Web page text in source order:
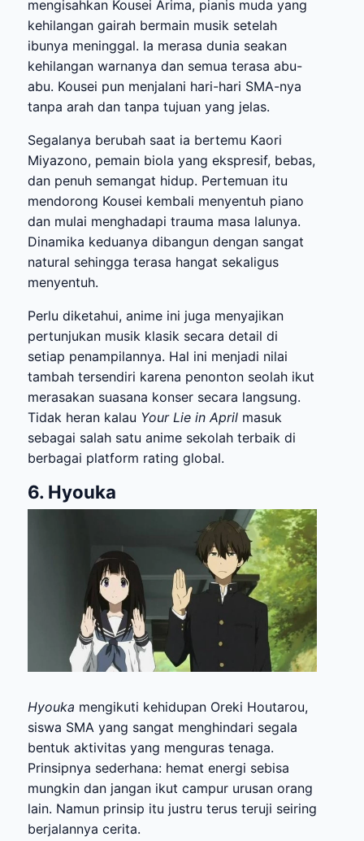
mengisahkan Kousei Arima, pianis muda yang
kehilangan gairah bermain musik setelah
ibunya meninggal. Ia merasa dunia seakan
kehilangan warnanya dan semua terasa abu-
abu. Kousei pun menjalani hari-hari SMA-nya
tanpa arah dan tanpa tujuan yang jelas.
Segalanya berubah saat ia bertemu Kaori
Miyazono, pemain biola yang ekspresif, bebas,
dan penuh semangat hidup. Pertemuan itu
mendorong Kousei kembali menyentuh piano
dan mulai menghadapi trauma masa lalunya.
Dinamika keduanya dibangun dengan sangat
natural sehingga terasa hangat sekaligus
menyentuh.
Perlu diketahui, anime ini juga menyajikan
pertunjukan musik klasik secara detail di
setiap penampilannya. Hal ini menjadi nilai
tambah tersendiri karena penonton seolah ikut
merasakan suasana konser secara langsung.
Tidak heran kalau Your Lie in April masuk
sebagai salah satu anime sekolah terbaik di
berbagai platform rating global.
6. Hyouka
Hyouka mengikuti kehidupan Oreki Houtarou,
siswa SMA yang sangat menghindari segala
bentuk aktivitas yang menguras tenaga.
Prinsipnya sederhana: hemat energi sebisa
mungkin dan jangan ikut campur urusan orang
lain. Namun prinsip itu justru terus teruji seiring
berjalannya cerita.